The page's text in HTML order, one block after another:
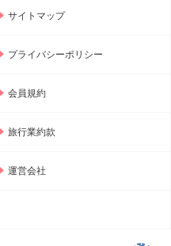
サイトマップ
プライバシーポリシー
会員規約
旅行業約款
運営会社